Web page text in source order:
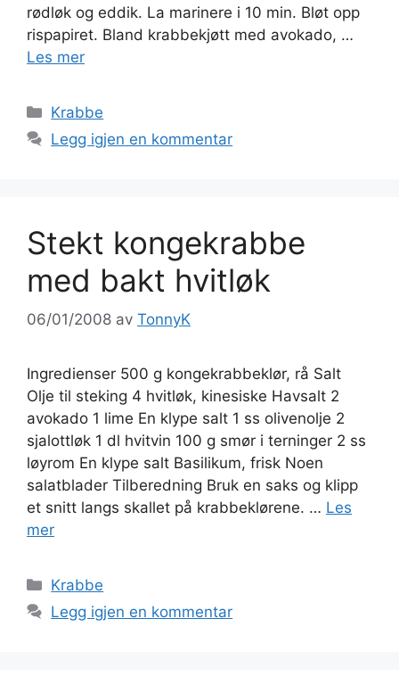
rødløk og eddik. La marinere i 10 min. Bløt opp
rispapiret. Bland krabbekjøtt med avokado, …
Les mer
Kategorier
Krabbe
Legg igjen en kommentar
Stekt kongekrabbe
med bakt hvitløk
06/01/2008 av TonnyK
Ingredienser 500 g kongekrabbeklør, rå Salt
Olje til steking 4 hvitløk, kinesiske Havsalt 2
avokado 1 lime En klype salt 1 ss olivenolje 2
sjalottløk 1 dl hvitvin 100 g smør i terninger 2 ss
løyrom En klype salt Basilikum, frisk Noen
salatblader Tilberedning Bruk en saks og klipp
et snitt langs skallet på krabbeklørene. … Les
mer
Kategorier
Krabbe
Legg igjen en kommentar